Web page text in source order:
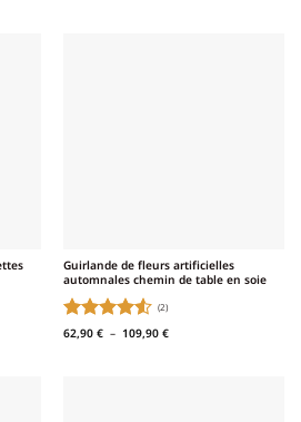
Guirlande de fleurs artificielles
automnales chemin de table en soie
Note 4.5
(2)
62,90 € – 109,90 €Plage
de